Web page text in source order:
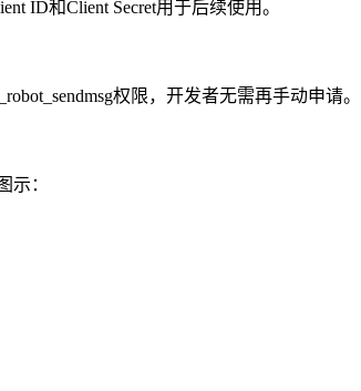
ID和Client Secret用于后续使用。
权限，开发者无需再手动申请。
示：